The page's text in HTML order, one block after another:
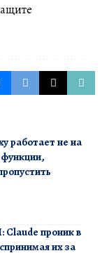
работает не на
Claude проник в
их за